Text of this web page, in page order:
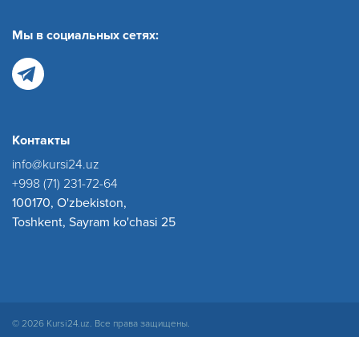
Мы в социальных сетях:
Контакты
info@kursi24.uz
+998 (71) 231-72-64
100170, O'zbekiston,
Toshkent, Sayram ko'chasi 25
© 2026 Kursi24.uz. Все права защищены.